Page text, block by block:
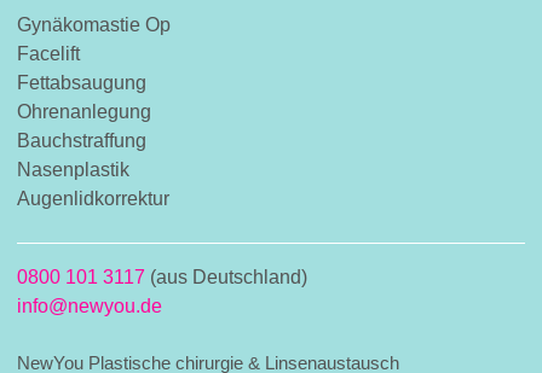
Gynäkomastie Op
Facelift
Fettabsaugung
Ohrenanlegung
Bauchstraffung
Nasenplastik
Augenlidkorrektur
0800 101 3117 (aus Deutschland)
info@newyou.de
NewYou Plastische chirurgie & Linsenaustausch